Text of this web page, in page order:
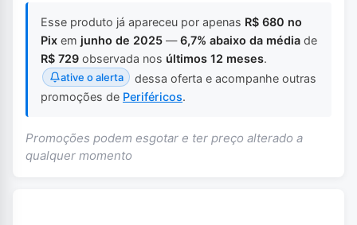
Esse produto já apareceu por apenas R$ 680 no
Pix em junho de 2025 —6,7% abaixo da média de
R$ 729 observada nos últimos 12 meses.
ative o alerta
dessa oferta e acompanhe outras
promoções de Periféricos.
Promoções podem esgotar e ter preço alterado a
qualquer momento